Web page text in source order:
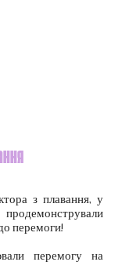
з плавання, у
перемоги!
перемогу на